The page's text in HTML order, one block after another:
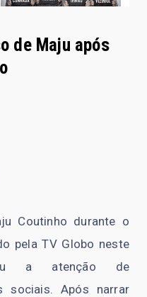
de Maju após
Coutinho durante o
pela TV Globo neste
a atenção de
sociais. Após narrar